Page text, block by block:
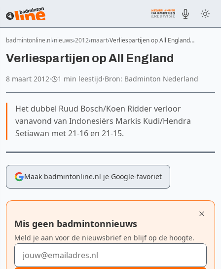
badmintonline.nl nieuws 2012 maart Verliespartijen op All England…
Verliespartijen op All England
8 maart 2012· 1 min leestijd·Bron: Badminton Nederland
Het dubbel Ruud Bosch/Koen Ridder verloor
vanavond van Indonesiërs Markis Kudi/Hendra
Setiawan met 21-16 en 21-15.
Maak badmintonline.nl je Google-favoriet
Mis geen badmintonnieuws
Meld je aan voor de nieuwsbrief en blijf op de hoogte.
E-mailadres